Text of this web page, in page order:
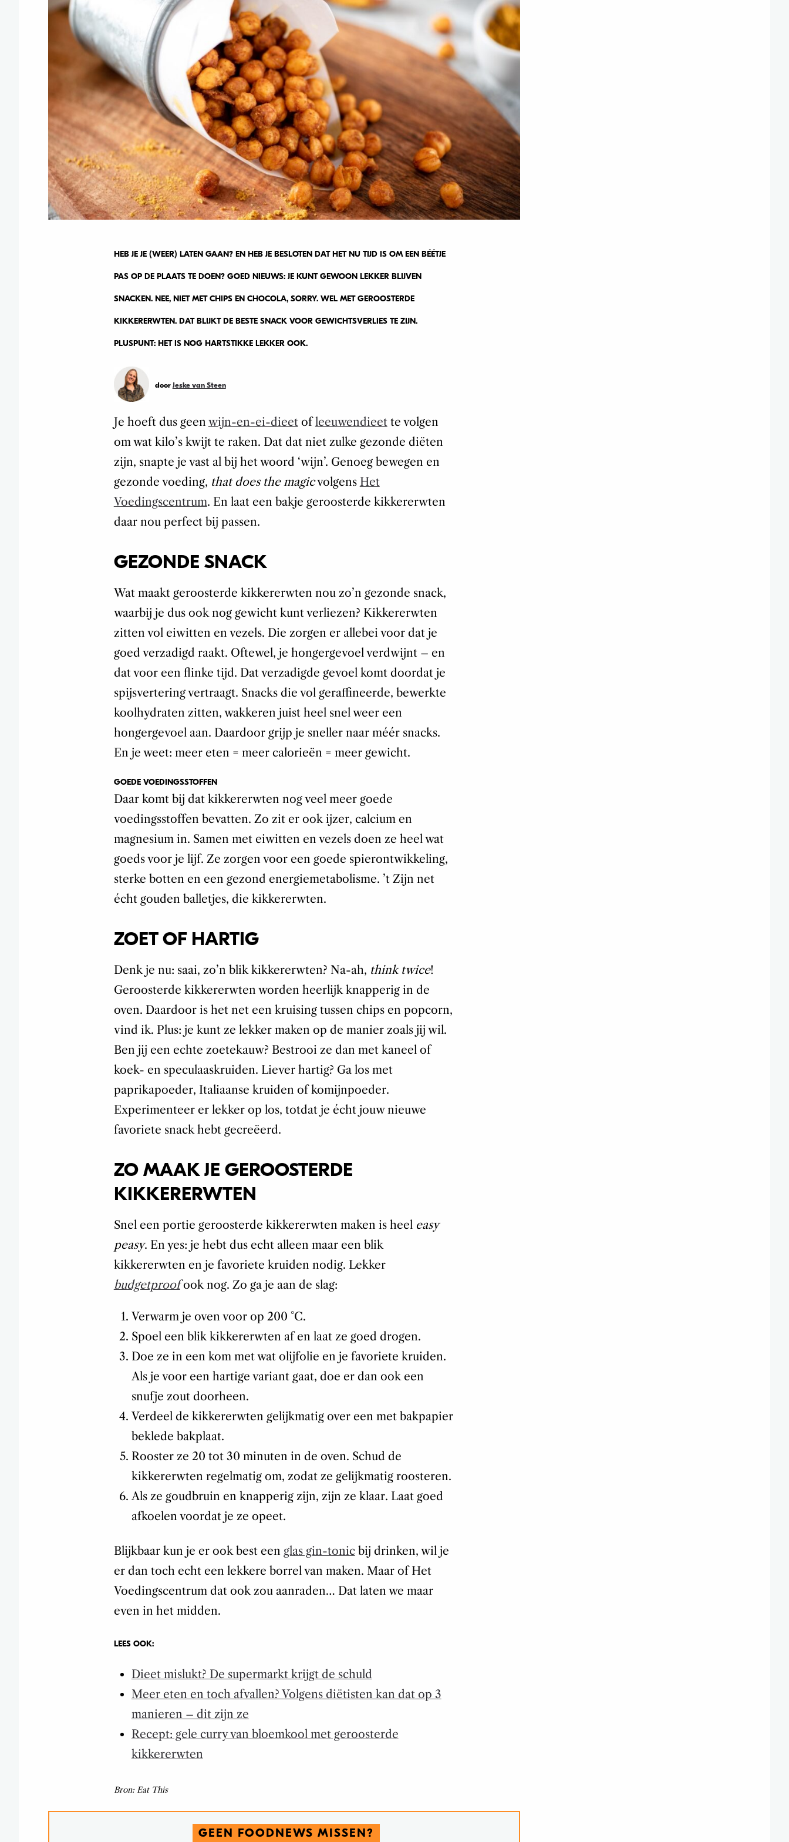
HEB JE JE (WEER) LATEN GAAN? EN HEB JE BESLOTEN DAT HET NU TIJD IS OM EEN BÉÉTJE
PAS OP DE PLAATS TE DOEN? GOED NIEUWS: JE KUNT GEWOON LEKKER BLIJVEN
SNACKEN. NEE, NIET MET CHIPS EN CHOCOLA, SORRY. WEL MET GEROOSTERDE
KIKKERERWTEN. DAT BLIJKT DE BESTE SNACK VOOR GEWICHTSVERLIES TE ZIJN.
PLUSPUNT: HET IS NOG HARTSTIKKE LEKKER OOK.
door Jeske van Steen
Je hoeft dus geen wijn-en-ei-dieetofleeuwendieette volgen
om wat kilo’s kwijt te raken. Dat dat niet zulke gezonde diëten
zijn, snapte je vast al bij het woord ‘wijn’. Genoeg bewegen en
gezonde voeding, that does the magicvolgens Het
Voedingscentrum. En laat een bakje geroosterde kikkererwten
daar nou perfect bij passen.
GEZONDE SNACK
Wat maakt geroosterde kikkererwten nou zo’n gezonde snack,
waarbij je dus ook nog gewicht kunt verliezen? Kikkererwten
zitten vol eiwitten en vezels. Die zorgen er allebei voor dat je
goed verzadigd raakt. Oftewel, je hongergevoel verdwijnt – en
dat voor een flinke tijd. Dat verzadigde gevoel komt doordat je
spijsvertering vertraagt. Snacks die vol geraffineerde, bewerkte
koolhydraten zitten, wakkeren juist heel snel weer een
hongergevoel aan. Daardoor grijp je sneller naar méér snacks.
En je weet: meer eten = meer calorieën = meer gewicht.
GOEDE VOEDINGSSTOFFEN
Daar komt bij dat kikkererwten nog veel meer goede
voedingsstoffen bevatten. Zo zit er ook ijzer, calcium en
magnesium in. Samen met eiwitten en vezels doen ze heel wat
goeds voor je lijf. Ze zorgen voor een goede spierontwikkeling,
sterke botten en een gezond energiemetabolisme. ’t Zijn net
écht gouden balletjes, die kikkererwten.
ZOET OF HARTIG
Denk je nu: saai, zo’n blik kikkererwten? Na-ah, think twice!
Geroosterde kikkererwten worden heerlijk knapperig in de
oven. Daardoor is het net een kruising tussen chips en popcorn,
vind ik. Plus: je kunt ze lekker maken op de manier zoals jij wil.
Ben jij een echte zoetekauw? Bestrooi ze dan met kaneel of
koek- en speculaaskruiden. Liever hartig? Ga los met
paprikapoeder, Italiaanse kruiden of komijnpoeder.
Experimenteer er lekker op los, totdat je écht jouw nieuwe
favoriete snack hebt gecreëerd.
ZO MAAK JE GEROOSTERDE
KIKKERERWTEN
Snel een portie geroosterde kikkererwten maken is heel easy
peasy. En yes: je hebt dus echt alleen maar een blik
kikkererwten en je favoriete kruiden nodig. Lekker
budgetproofook nog. Zo ga je aan de slag:
Verwarm je oven voor op 200 °C.
Spoel een blik kikkererwten af en laat ze goed drogen.
Doe ze in een kom met wat olijfolie en je favoriete kruiden.
Als je voor een hartige variant gaat, doe er dan ook een
snufje zout doorheen.
Verdeel de kikkererwten gelijkmatig over een met bakpapier
beklede bakplaat.
Rooster ze 20 tot 30 minuten in de oven. Schud de
kikkererwten regelmatig om, zodat ze gelijkmatig roosteren.
Als ze goudbruin en knapperig zijn, zijn ze klaar. Laat goed
afkoelen voordat je ze opeet.
Blijkbaar kun je er ook best een glas gin-tonicbij drinken, wil je
er dan toch echt een lekkere borrel van maken. Maar of Het
Voedingscentrum dat ook zou aanraden… Dat laten we maar
even in het midden.
LEES OOK:
Dieet mislukt? De supermarkt krijgt de schuld
Meer eten en toch afvallen? Volgens diëtisten kan dat op 3
manieren – dit zijn ze
Recept: gele curry van bloemkool met geroosterde
kikkererwten
Bron: Eat This
GEEN FOODNEWS MISSEN?